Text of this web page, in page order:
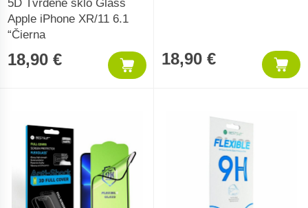
5D Tvrdené sklo Glass
Apple iPhone XR/11 6.1
“Čierna
18,90 € 18,90 €